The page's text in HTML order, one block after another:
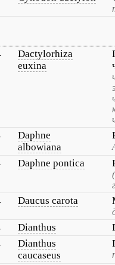
Dactylorhiza
euxina
Daphne
albowiana
Daphne pontica
Daucus carota
Dianthus
Dianthus
caucaseus